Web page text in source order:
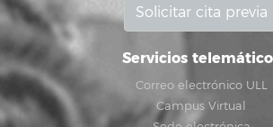
Solicitar cita previa
Servicios
Correo electrónico ULL
Campus Virtual